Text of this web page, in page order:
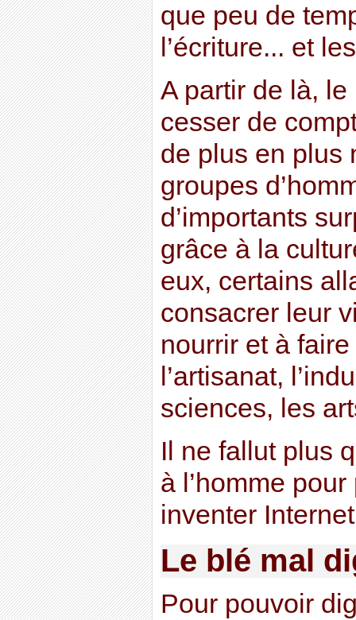
que peu de
l’écriture... et
A partir de là, le
cesser de
de plus en plus
groupes
d’importants
grâce à la
eux, certains
consacrer leur
nourrir et à
l’artisanat,
sciences, les
Il ne fallut plus
à l’homme
inventer
Le blé mal
Pour pouvoir